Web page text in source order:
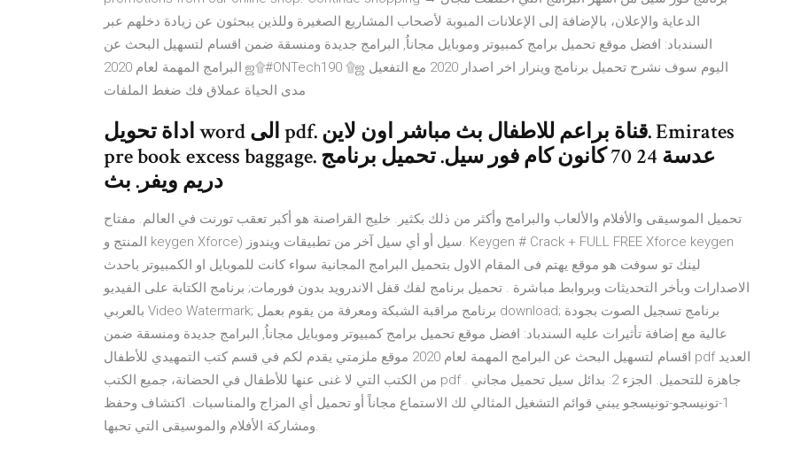
الدعاية والإعلان، بالإضافة إلى الإعلانات المبوبة لأصحاب المشاريع الصغيرة وللذين يبحثون عن زيادة دخلهم عبر
السندباد: افضل موقع تحميل برامج كمبيوتر وموبايل مجاناُ, البرامج جديدة ومنسقة ضمن اقسام لتسهيل البحث عن
البرامج المهمة لعام 2020 ஜ۩#ONTech190 ۩ஜ اليوم سوف نشرح تحميل برنامج وينرار اخر اصدار 2020 مع التفعيل
مدى الحياة عملاق فك ضغط الملفات
اداة تحويل word الى pdf. قناة براعم للاطفال بث مباشر اون لاين. Emirates
pre book excess baggage. عدسة 24 70 كانون كام فور سيل. تحميل برنامج
تحميل الموسيقى والأفلام والألعاب والبرامج وأكثر من ذلك بكثير. خليج القراصنة هو أكبر تعقب تورنت في العالم. مفتاح
المنتج و keygen Xforce) سيل أو أي سيل آخر من تطبيقات ويندوز. Keygen # Crack + FULL FREE Xforce keygen
لينك تو سوفت هو موقع يهتم فى المقام الاول بتحميل البرامج المجانية سواء كانت للموبايل او الكمبيوتر باحدث
الاصدارات وبأخر التحديثات وبروابط مباشرة . تحميل برنامج لفك قفل الاندرويد بدون فورمات; برنامج الكتابة على الفيديو
بالعربي Video Watermark; برنامج مراقبة الشبكة ومعرفة من يقوم بعمل download; برنامج تسجيل الصوت بجودة
عالية مع إضافة تأثيرات عليه السندباد: افضل موقع تحميل برامج كمبيوتر وموبايل مجاناُ, البرامج جديدة ومنسقة ضمن
اقسام لتسهيل البحث عن البرامج المهمة لعام 2020 موقع ملزمتي يقدم لكم في قسم كتب التمهيدي للأطفال pdf العديد
من الكتب التي لا غنى عنها للأطفال في الحضانة، جميع الكتب pdf جاهزة للتحميل. الجزء 2: بدائل سيل تحميل مجاني .
1-تونيسجو-تونيسجو يبني قوائم التشغيل المثالي لك الاستماع مجاناً أو تحميل أي المزاج والمناسبات. اكتشاف وحفظ
ومشاركة الأفلام والموسيقى التي تحبها.